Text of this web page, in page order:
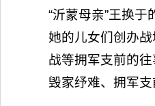
“沂蒙母亲”王换
她的儿女们创办
战等拥军支前的
毁家纾难、拥军